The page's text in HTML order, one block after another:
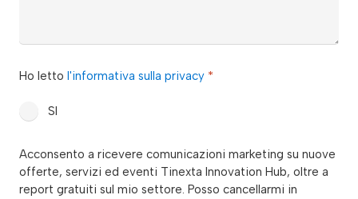
Ho letto l'informativa sulla privacy *
SI
Acconsento a ricevere comunicazioni marketing su nuove
offerte, servizi ed eventi Tinexta Innovation Hub, oltre a
report gratuiti sul mio settore. Posso cancellarmi in